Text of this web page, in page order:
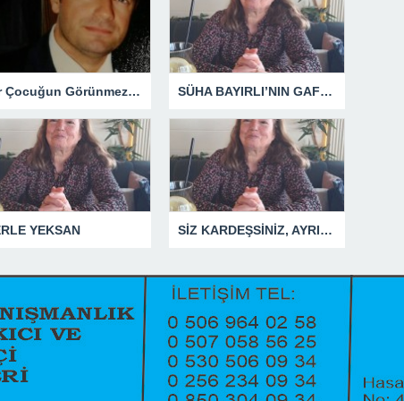
Bir Çocuğun Görünmez Yaraları – 41 “Koparılmış Çocuklar” SÜHA BAYIRLI’NIN GAFLARI
YEKSAN SİZ KARDEŞSİNİZ, AYRILMAYIN